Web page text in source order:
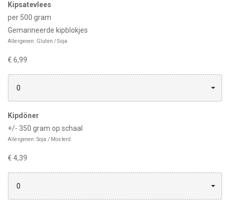
Kipsatevlees
per 500 gram
Gemarineerde kipblokjes
Allergenen: Gluten / Soja
€ 6,99
0
Kipdöner
+/- 350 gram op schaal
Allergenen: Soja / Mosterd
€ 4,39
0